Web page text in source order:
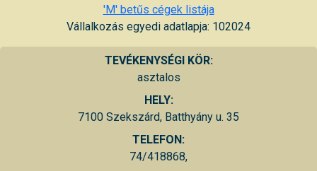
'M' betűs cégek listája
Vállalkozás egyedi adatlapja: 102024
TEVÉKENYSÉGI KÖR:
asztalos
HELY:
7100 Szekszárd, Batthyány u. 35
TELEFON:
74/418868,